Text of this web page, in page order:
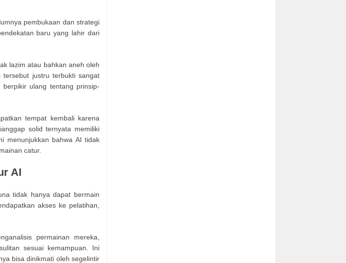
pembukaan dan strategi
baru yang lahir dari
lazim atau bahkan aneh oleh
tersebut justru terbukti sangat
ulang tentang prinsip-
tempat kembali karena
solid ternyata memiliki
menunjukkan bahwa AI tidak
catur.
AI
tidak hanya dapat bermain
akses ke pelatihan,
permainan mereka,
sesuai kemampuan. Ini
bisa dinikmati oleh segelintir